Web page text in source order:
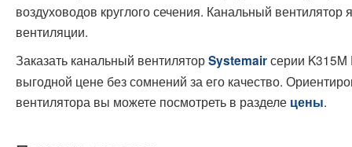
воздуховодов круглого сечения. Канальный
вентиляции.
Заказать канальный вентиляторSystemairсерии
выгодной цене без сомнений за его качество.
вентилятора вы можете посмотреть в разделе цены.